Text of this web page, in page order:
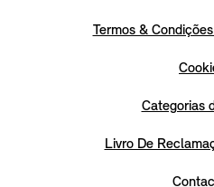
Termos &
Categorias
Livro De